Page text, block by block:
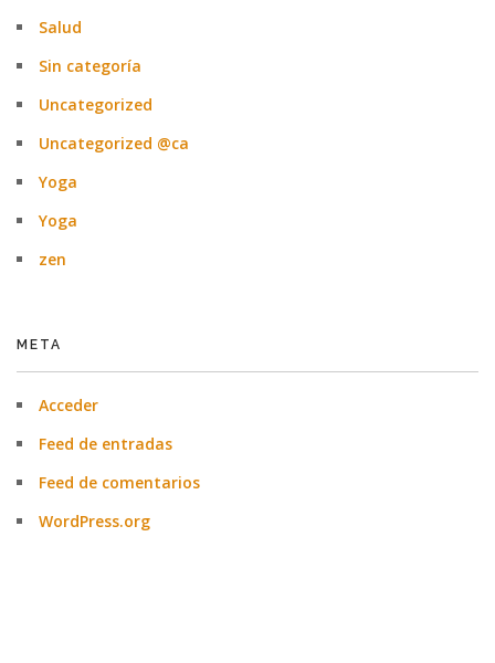
Salud
Sin categoría
Uncategorized
Uncategorized @ca
Yoga
Yoga
zen
META
Acceder
Feed de entradas
Feed de comentarios
WordPress.org